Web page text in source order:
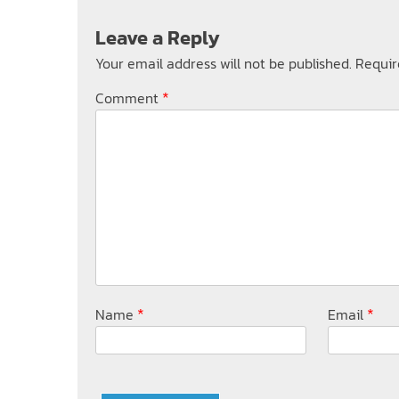
Leave a Reply
Your email address will not be published.
Comment *
Name * Email *